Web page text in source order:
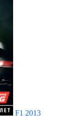
F1 2013